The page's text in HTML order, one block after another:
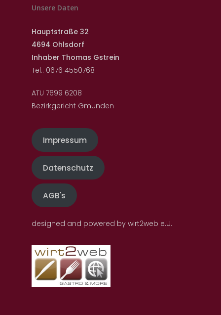
Unsere Daten
Hauptstraße 32
4694 Ohlsdorf
Inhaber Thomas Gstrein
Tel.: 0676 4550768
ATU 7699 6208
Bezirkgericht Gmunden
Impressum
Datenschutz
AGB's
designed and powered by wirt2web e.U.